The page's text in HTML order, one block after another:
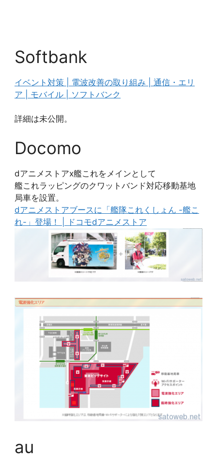
Softbank
イベント対策 | 電波改善の取り組み | 通信・エリ
ア | モバイル | ソフトバンク
詳細は未公開。
Docomo
dアニメストアx艦これをメインとして
艦これラッピングのクワットバンド対応移動基地
局車を設置。
dアニメストアブースに「艦隊これくしょん -艦こ
れ-」登場！ | ドコモdアニメストア
au